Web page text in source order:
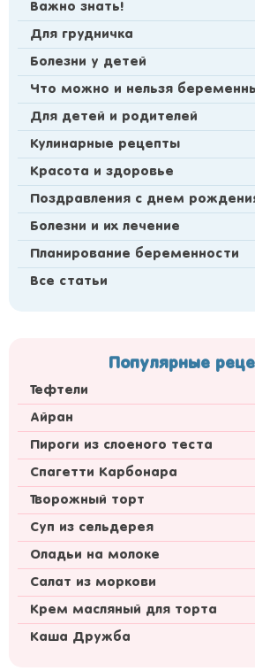
Важно знать!
Для грудничка
Болезни у детей
Что можно и нельзя
Для детей и родителей
Кулинарные рецепты
Красота и здоровье
Поздравления с днем
Болезни и их лечение
Планирование беременности
Все статьи
Популярные
Тефтели
Айран
Пироги из слоеного теста
Спагетти Карбонара
Творожный торт
Суп из сельдерея
Оладьи на молоке
Салат из моркови
Крем масляный для торта
Каша Дружба